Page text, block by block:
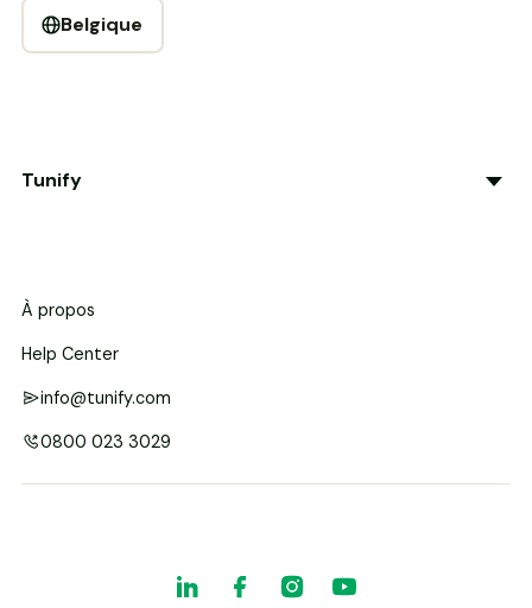
Belgique
Tunify
À propos
Help Center
info@tunify.com
0800 023 3029